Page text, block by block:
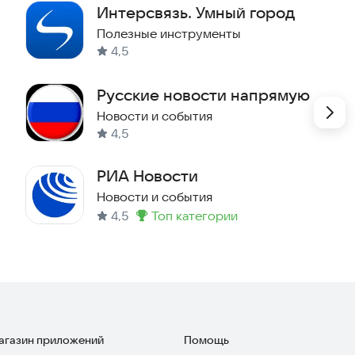
Вы сможете узнать о «привязке» к
организации, получить
и политической жизни города.
Интерсвязь. Умный город
Полезные инструменты
4,5
Русские новости напрямую
Новости и события
4,5
РИА Новости
Новости и события
4,5
Метка :
топ категории
приложений
Помощь